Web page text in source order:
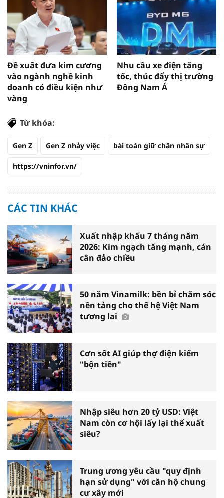
Đề xuất đưa kim cương
vào ngành nghề kinh
doanh có điều kiện như
vàng
Nhu cầu xe điện tăng
tốc, thúc đẩy thị trường
Đông Nam Á
Từ khóa:
Gen Z Gen Z nhảy việc bài toán giữ chân nhân sự
https://vninfor.vn/
CÁC TIN KHÁC
Xuất nhập khẩu 7 tháng năm
2026: Kim ngạch tăng mạnh, cán
cân đảo chiều
50 năm Vinamilk: bền bỉ chăm sóc
nền tảng cho thế hệ Việt Nam
tương lai
Cơn sốt AI giúp thợ điện kiếm
"bộn tiền"
Nhập siêu hơn 20 tỷ USD: Việt
Nam còn cơ hội lấy lại thế xuất
siêu?
Trung ương yêu cầu "quy định
hạn sử dụng" với căn hộ chung
cư xây mới